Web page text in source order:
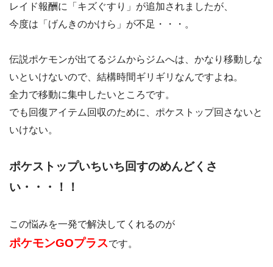
レイド報酬に「キズぐすり」が追加されましたが、
今度は「げんきのかけら」が不足・・・。
伝説ポケモンが出てるジムからジムへは、かなり移動しな
いといけないので、結構時間ギリギリなんですよね。
全力で移動に集中したいところです。
でも回復アイテム回収のために、ポケストップ回さないと
いけない。
ポケストップいちいち回すのめんどくさ
い・・・！！
この悩みを一発で解決してくれるのが
ポケモンGOプラスです。